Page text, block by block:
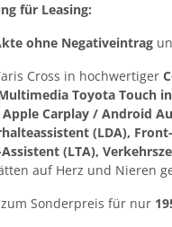
für Leasing:
ohne Negativeintrag
Cross in hochwertiger
Toyota Touch
Carplay / Android
(LDA),
(LTA),
auf Herz und Nieren
Sonderpreis für nur